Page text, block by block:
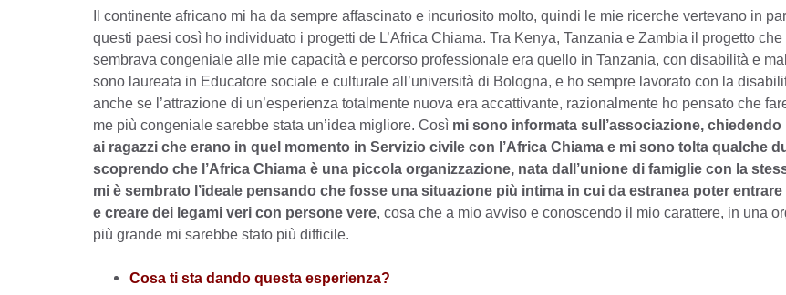
Il continente africano mi ha da sempre affascinato e incuriosito molto, quindi le mie ricerche vertevano in
questi paesi così ho individuato i progetti de L’Africa Chiama. Tra Kenya, Tanzania e Zambia il progetto che
sembrava congeniale alle mie capacità e percorso professionale era quello in Tanzania, con disabilità e
sono laureata in Educatore sociale e culturale all’università di Bologna, e ho sempre lavorato con la
anche se l’attrazione di un’esperienza totalmente nuova era accattivante, razionalmente ho pensato che
me più congeniale sarebbe stata un’idea migliore. Così mi sono informata sull’associazione, chiedendo
ai ragazzi che erano in quel momento in Servizio civile con l’Africa Chiama e mi sono tolta qualche
scoprendo che l’Africa Chiama è una piccola organizzazione, nata dall’unione di famiglie con la
mi è sembrato l’ideale pensando che fosse una situazione più intima in cui da estranea poter
e creare dei legami veri con persone vere, cosa che a mio avviso e conoscendo il mio carattere, in una
più grande mi sarebbe stato più difficile.
Cosa ti sta dando questa esperienza?